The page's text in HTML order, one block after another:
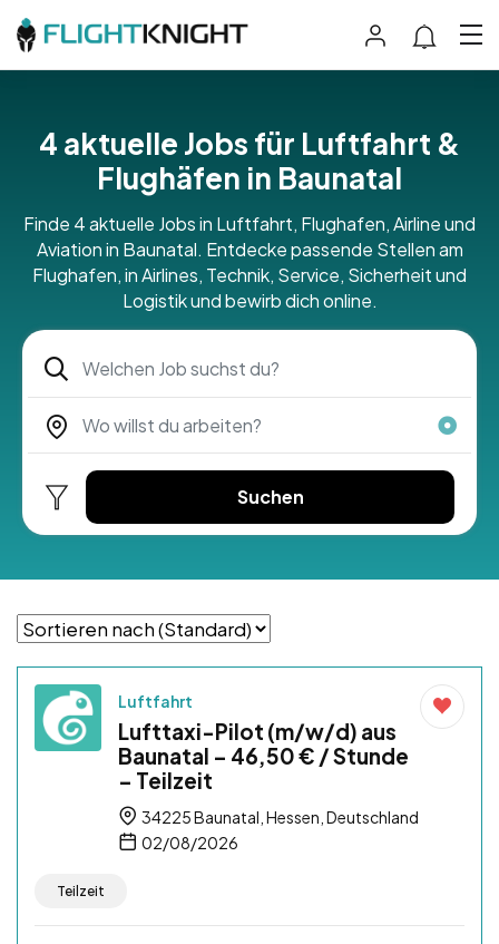
4 aktuelle Jobs für Luftfahrt &
Flughäfen in Baunatal
Finde 4 aktuelle Jobs in Luftfahrt, Flughafen, Airline und
Aviation in Baunatal. Entdecke passende Stellen am
Flughafen, in Airlines, Technik, Service, Sicherheit und
Logistik und bewirb dich online.
Suchen
Luftfahrt
Lufttaxi-Pilot (m/w/d) aus
Baunatal – 46,50 € / Stunde
– Teilzeit
34225 Baunatal, Hessen, Deutschland
02/08/2026
Teilzeit